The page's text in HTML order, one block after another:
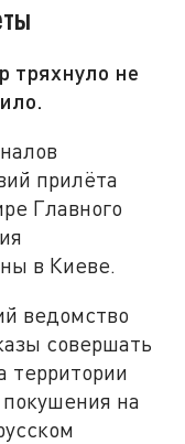
тряхнуло не
прилёта
Главного
в Киеве.
ведомство
совершать
территории
на